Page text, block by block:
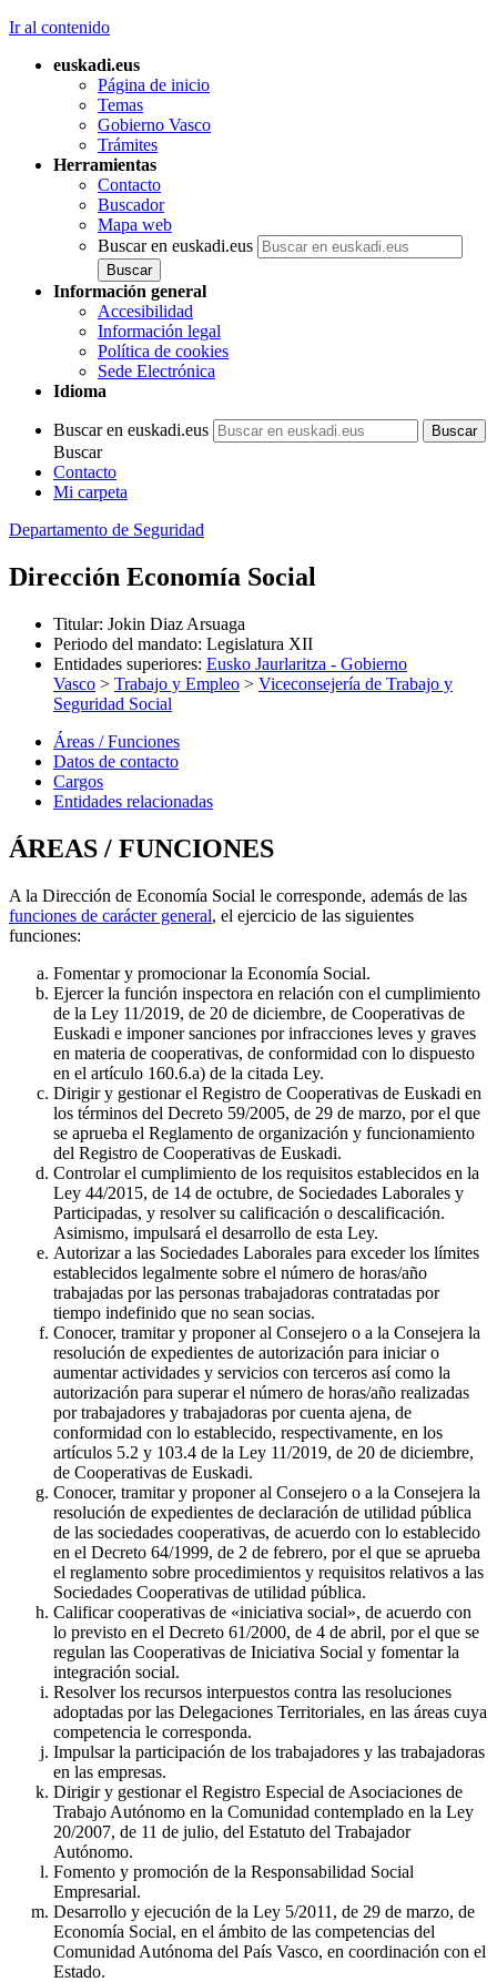
Ir al contenido
euskadi.eus
Página de inicio
Temas
Gobierno Vasco
Trámites
Herramientas
Contacto
Buscador
Mapa web
Buscar en euskadi.eus
Información general
Accesibilidad
Información legal
Política de cookies
Sede Electrónica
Idioma
Buscar en euskadi.eus
Buscar
Contacto
Mi carpeta
Departamento de Seguridad
Dirección Economía Social
Titular: Jokin Diaz Arsuaga
Periodo del mandato: Legislatura XII
Entidades superiores: Eusko Jaurlaritza - Gobierno
Vasco > Trabajo y Empleo > Viceconsejería de Trabajo y
Seguridad Social
Áreas / Funciones
Datos de contacto
Cargos
Entidades relacionadas
ÁREAS / FUNCIONES
A la Dirección de Economía Social le corresponde, además de las
funciones de carácter general, el ejercicio de las siguientes
funciones:
Fomentar y promocionar la Economía Social.
Ejercer la función inspectora en relación con el cumplimiento
de la Ley 11/2019, de 20 de diciembre, de Cooperativas de
Euskadi e imponer sanciones por infracciones leves y graves
en materia de cooperativas, de conformidad con lo dispuesto
en el artículo 160.6.a) de la citada Ley.
Dirigir y gestionar el Registro de Cooperativas de Euskadi en
los términos del Decreto 59/2005, de 29 de marzo, por el que
se aprueba el Reglamento de organización y funcionamiento
del Registro de Cooperativas de Euskadi.
Controlar el cumplimiento de los requisitos establecidos en la
Ley 44/2015, de 14 de octubre, de Sociedades Laborales y
Participadas, y resolver su calificación o descalificación.
Asimismo, impulsará el desarrollo de esta Ley.
Autorizar a las Sociedades Laborales para exceder los límites
establecidos legalmente sobre el número de horas/año
trabajadas por las personas trabajadoras contratadas por
tiempo indefinido que no sean socias.
Conocer, tramitar y proponer al Consejero o a la Consejera la
resolución de expedientes de autorización para iniciar o
aumentar actividades y servicios con terceros así como la
autorización para superar el número de horas/año realizadas
por trabajadores y trabajadoras por cuenta ajena, de
conformidad con lo establecido, respectivamente, en los
artículos 5.2 y 103.4 de la Ley 11/2019, de 20 de diciembre,
de Cooperativas de Euskadi.
Conocer, tramitar y proponer al Consejero o a la Consejera la
resolución de expedientes de declaración de utilidad pública
de las sociedades cooperativas, de acuerdo con lo establecido
en el Decreto 64/1999, de 2 de febrero, por el que se aprueba
el reglamento sobre procedimientos y requisitos relativos a las
Sociedades Cooperativas de utilidad pública.
Calificar cooperativas de «iniciativa social», de acuerdo con
lo previsto en el Decreto 61/2000, de 4 de abril, por el que se
regulan las Cooperativas de Iniciativa Social y fomentar la
integración social.
Resolver los recursos interpuestos contra las resoluciones
adoptadas por las Delegaciones Territoriales, en las áreas cuya
competencia le corresponda.
Impulsar la participación de los trabajadores y las trabajadoras
en las empresas.
Dirigir y gestionar el Registro Especial de Asociaciones de
Trabajo Autónomo en la Comunidad contemplado en la Ley
20/2007, de 11 de julio, del Estatuto del Trabajador
Autónomo.
Fomento y promoción de la Responsabilidad Social
Empresarial.
Desarrollo y ejecución de la Ley 5/2011, de 29 de marzo, de
Economía Social, en el ámbito de las competencias del
Comunidad Autónoma del País Vasco, en coordinación con el
Estado.